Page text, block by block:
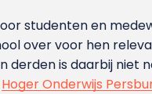
studenten en
over voor hen
is daarbij niet
Hoger Onderwijs